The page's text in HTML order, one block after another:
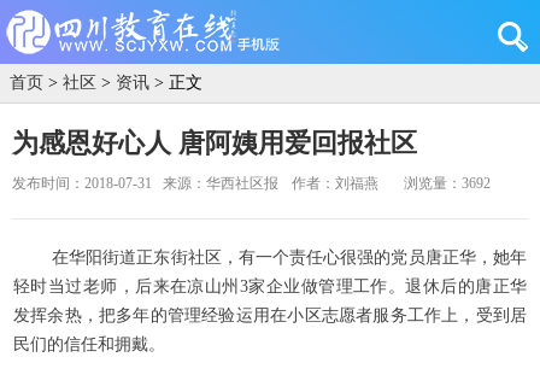
首页 > 社区 > 资讯 > 正文
为感恩好心人 唐阿姨用爱回报社区
发布时间：2018-07-31 来源：华西社区报 作者：刘福燕 浏览量：3692
在华阳街道正东街社区，有一个责任心很强的党员唐正华，她年
轻时当过老师，后来在凉山州3家企业做管理工作。退休后的唐正华
发挥余热，把多年的管理经验运用在小区志愿者服务工作上，受到居
民们的信任和拥戴。